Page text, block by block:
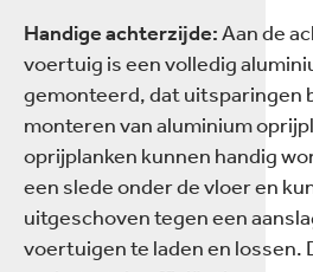
Handige achterzijde:Aan de
voertuig is een volledig
gemonteerd, dat uitsparingen
monteren van aluminium
oprijplanken kunnen handig
een slede onder de vloer en
uitgeschoven tegen een
voertuigen te laden en lossen.